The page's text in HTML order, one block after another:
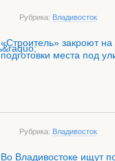
Рубрика: Владивосток
«Строитель» закроют
подготовки места под
Рубрика: Владивосток
Во Владивостоке ищут